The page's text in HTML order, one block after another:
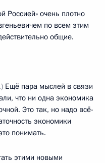
очень плотно
по всем этим
общие.
Ещё пара мыслей в связи
что ни одна экономика
Это так, но надо всё-
экономики
понимать.
этими новыми